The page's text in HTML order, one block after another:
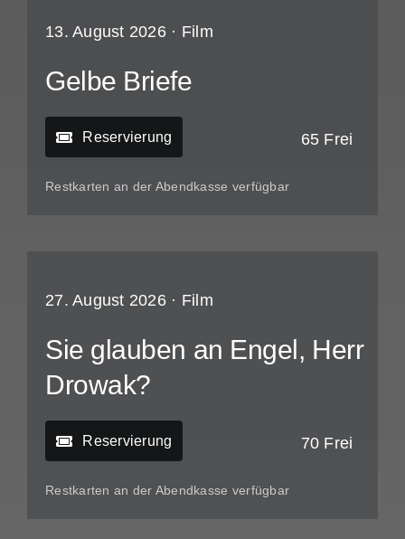
13. August 2026 · Film
Gelbe Briefe
Reservierung 65 Frei
Restkarten an der Abendkasse verfügbar
27. August 2026 · Film
Sie glauben an Engel, Herr
Drowak?
Reservierung 70 Frei
Restkarten an der Abendkasse verfügbar